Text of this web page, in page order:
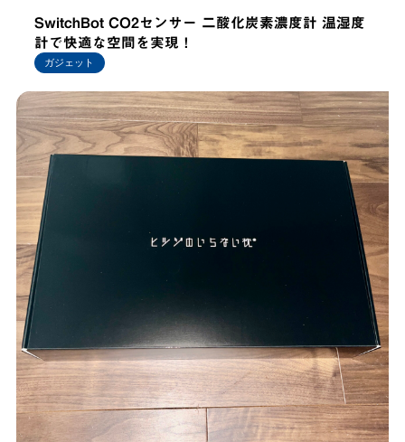
SwitchBot CO2センサー 二酸化炭素濃度計 温湿度
計で快適な空間を実現！
ガジェット